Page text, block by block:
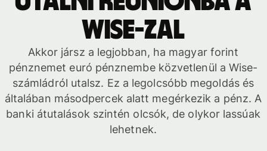
Wise-zal
Akkor jársz a legjobban, ha magyar forint
pénznemet euró pénznembe közvetlenül a Wise-
számládról utalsz. Ez a legolcsóbb megoldás és
általában másodpercek alatt megérkezik a pénz. A
banki átutalások szintén olcsók, de olykor lassúak
lehetnek.